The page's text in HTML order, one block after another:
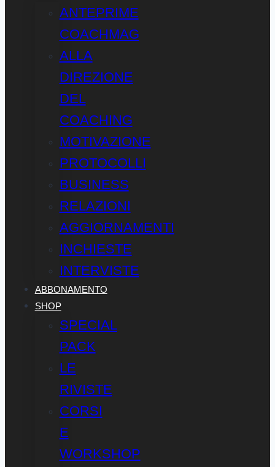
ANTEPRIME
COACHMAG
ALLA
DIREZIONE
DEL
COACHING
MOTIVAZIONE
PROTOCOLLI
BUSINESS
RELAZIONI
AGGIORNAMENTI
INCHIESTE
INTERVISTE
ABBONAMENTO
SHOP
SPECIAL
PACK
LE
RIVISTE
CORSI
E
WORKSHOP